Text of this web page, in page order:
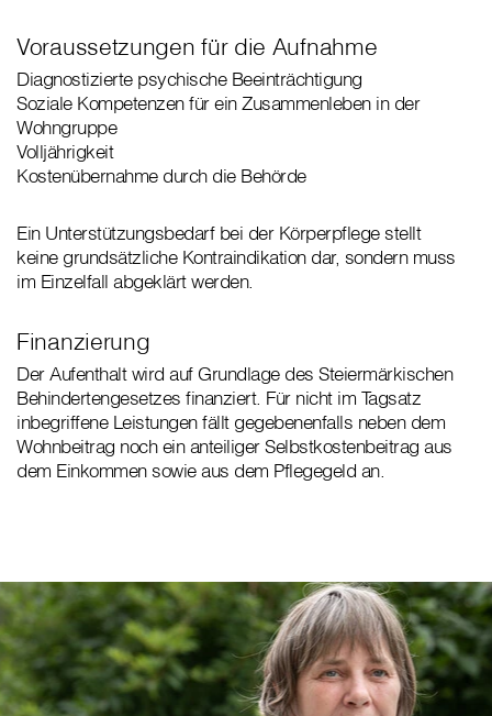
Voraussetzungen für die Aufnahme
Diagnostizierte psychische Beeinträchtigung
Soziale Kompetenzen für ein Zusammenleben in der
Wohngruppe
Volljährigkeit
Kostenübernahme durch die Behörde
Ein Unterstützungsbedarf bei der Körperpflege stellt
keine grundsätzliche Kontraindikation dar, sondern muss
im Einzelfall abgeklärt werden.
Finanzierung
Der Aufenthalt wird auf Grundlage des Steiermärkischen
Behindertengesetzes finanziert. Für nicht im Tagsatz
inbegriffene Leistungen fällt gegebenenfalls neben dem
Wohnbeitrag noch ein anteiliger Selbstkostenbeitrag aus
dem Einkommen sowie aus dem Pflegegeld an.